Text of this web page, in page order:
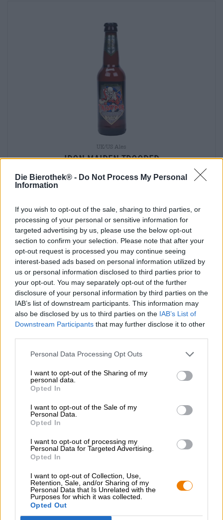
Die Bierothek® - Do Not Process My Personal
Information
If you wish to opt-out of the sale, sharing to third parties, or
processing of your personal or sensitive information for
targeted advertising by us, please use the below opt-out
section to confirm your selection. Please note that after your
opt-out request is processed you may continue seeing
interest-based ads based on personal information utilized by
us or personal information disclosed to third parties prior to
your opt-out. You may separately opt-out of the further
disclosure of your personal information by third parties on the
IAB’s list of downstream participants. This information may
also be disclosed by us to third parties on the IAB’s List of
Downstream Participants that may further disclose it to other
Personal Data Processing Opt Outs
I want to opt-out of the Sharing of my
personal data.
Opted In
I want to opt-out of the Sale of my
Personal Data.
Opted In
I want to opt-out of processing my
Personal Data for Targeted Advertising.
Opted In
I want to opt-out of Collection, Use,
Retention, Sale, and/or Sharing of my
Personal Data that Is Unrelated with the
Purposes for which it was collected.
Opted Out
UK/US Ales
Iron Maiden Trooper
(0)
EINWEG
0,33 L Flasche - € 13,61 / LTR info
Uitverkocht
Porter & Stout
Black Cab Stout
€ 5,49
Uitverkocht